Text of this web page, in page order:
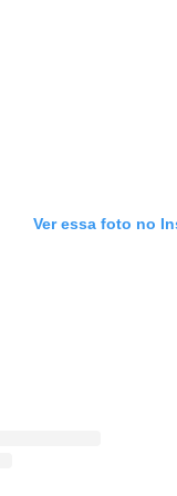
Ver essa foto no